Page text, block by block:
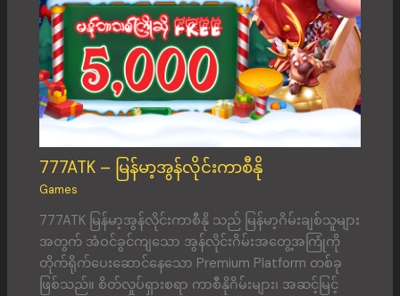
777ATK – မြန်မာ့အွန်လိုင်းကာစီနို
Games
777ATK မြန်မာ့အွန်လိုင်းကာစီနို သည် မြန်မာ့ဂိမ်းချစ်သူများ
အတွက် အံဝင်ခွင်ကျသော အွန်လိုင်းဂိမ်းအတွေ့အကြုံကို
တိုက်ရိုက်ပေးဆောင်နေသော Premium Platform တစ်ခု
ဖြစ်သည်။ စိတ်လှုပ်ရှားစရာ ကာစီနိုဂိမ်းများ၊ အဆင့်မြင့်